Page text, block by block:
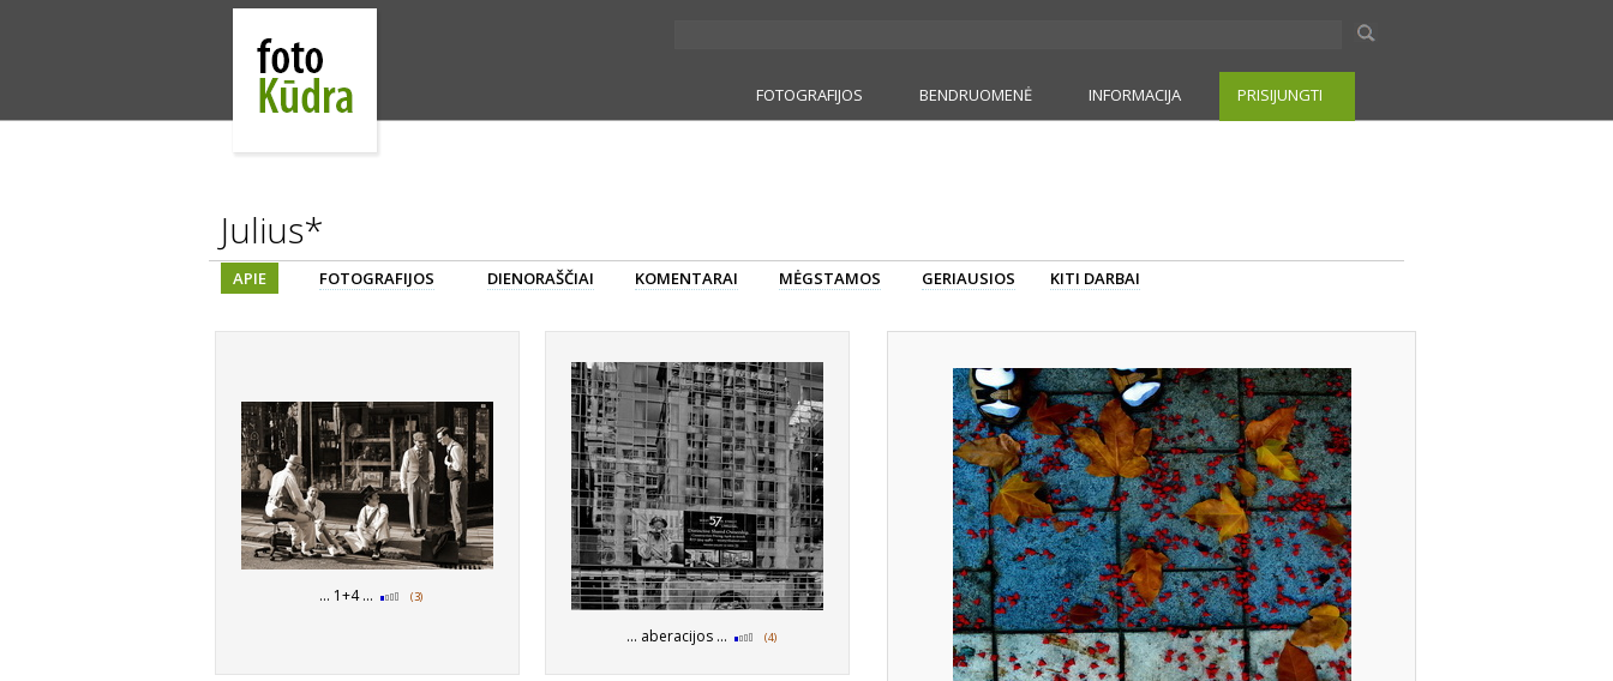
FOTOGRAFIJOS BENDRUOMENĖ INFORMACIJA PRISIJUNGTI
Julius*
APIE FOTOGRAFIJOS DIENORAŠČIAI KOMENTARAI MĖGSTAMOS GERIAUSIOS KITI DARBAI
... 1+4 ... (3)
... aberacijos ... (4)